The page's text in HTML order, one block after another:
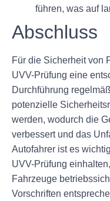
führen, was auf
Abschluss
Für die Sicherheit von
UVV-Prüfung eine
Durchführung
potenzielle
werden, wodurch die
verbessert und das
Autofahrer ist es
UVV-Prüfung
Fahrzeuge
Vorschriften